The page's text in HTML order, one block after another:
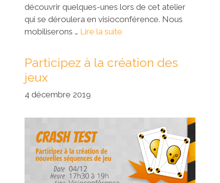
découvrir quelques-unes lors de cet atelier
qui se déroulera en visioconférence. Nous
mobiliserons … Lire la suite
Participez à la création des
jeux
4 décembre 2019